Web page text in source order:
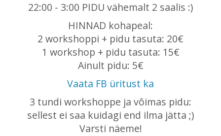
22:00 - 3:00 PIDU vähemalt 2 saalis :)
HINNAD kohapeal:
2 workshoppi + pidu tasuta: 20€
1 workshop + pidu tasuta: 15€
Ainult pidu: 5€
Vaata FB üritust ka
3 tundi workshoppe ja võimas pidu:
sellest ei saa kuidagi end ilma jätta ;)
Varsti näeme!